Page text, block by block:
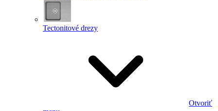
Tectonitové drezy
Otvoriť